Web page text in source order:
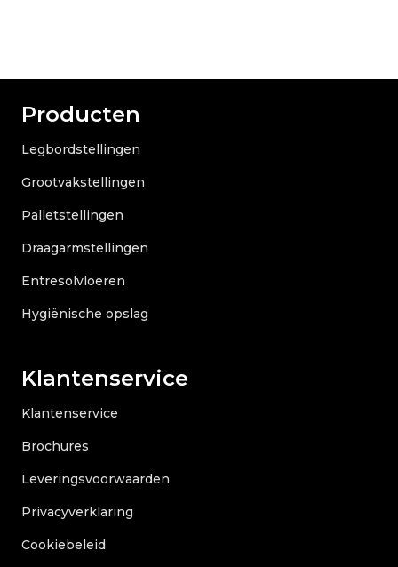
Producten
Legbordstellingen
Grootvakstellingen
Palletstellingen
Draagarmstellingen
Entresolvloeren
Hygiënische opslag
Klantenservice
Klantenservice
Brochures
Leveringsvoorwaarden
Privacyverklaring
Cookiebeleid